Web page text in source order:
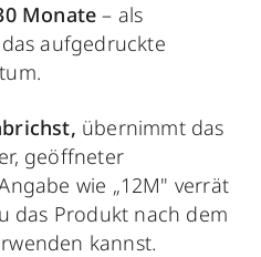
Monate– als
aufgedruckte
übernimmt das
geöffneter
wie „12M" verrät
das Produkt nach dem
kannst.